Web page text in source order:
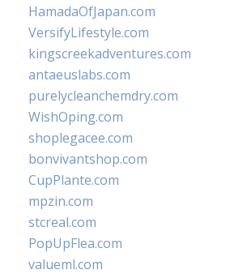
HamadaOfJapan.com
VersifyLifestyle.com
kingscreekadventures.com
antaeuslabs.com
purelycleanchemdry.com
WishOping.com
shoplegacee.com
bonvivantshop.com
CupPlante.com
mpzin.com
stcreal.com
PopUpFlea.com
valueml.com